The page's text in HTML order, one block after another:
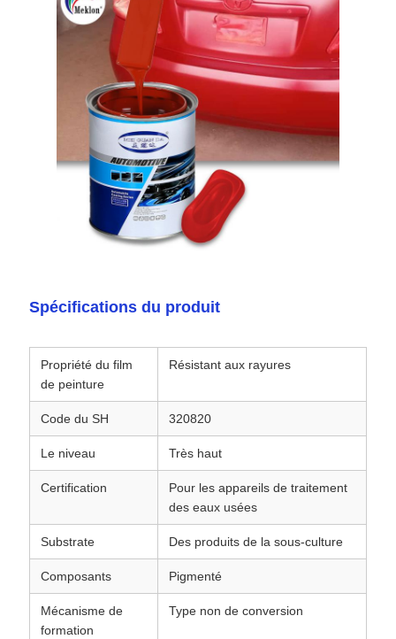
Spécifications du produit
Propriété du film
de peinture
Résistant aux rayures
Code du SH 320820
Le niveau Très haut
Certification
Pour les appareils de traitement
des eaux usées
Substrate Des produits de la sous-culture
Composants Pigmenté
Mécanisme de
formation
Type non de conversion